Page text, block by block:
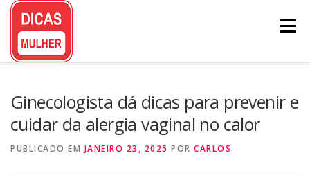
Pular
conteúdo
Menu
Ginecologista dá dicas para prevenir e
cuidar da alergia vaginal no calor
PUBLICADO EM JANEIRO 23, 2025 POR CARLOS